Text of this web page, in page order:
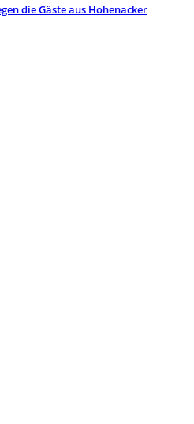
die Gäste aus Hohenacker